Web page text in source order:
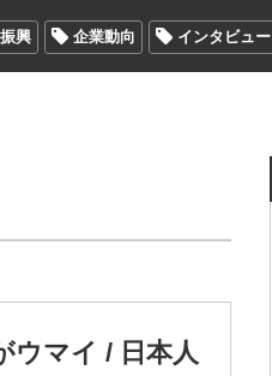
興 企業動向 インタビュー
ウマイ / 日本人